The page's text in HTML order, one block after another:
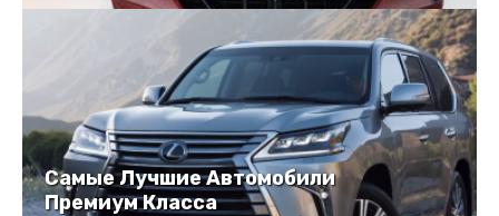
Самые Лучшие Автомобили
Премиум Класса